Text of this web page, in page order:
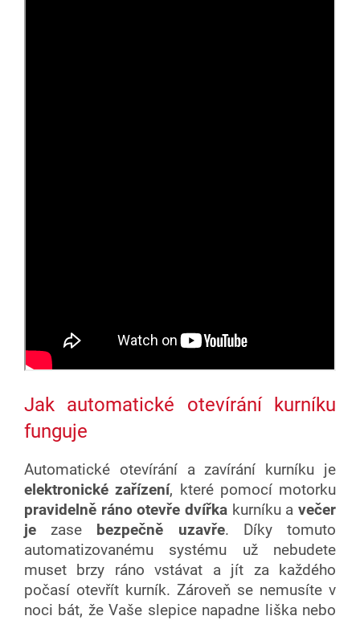
Jak automatické otevírání kurníku
funguje
Automatické otevírání a zavírání kurníku je
elektronické zařízení, které pomocí motorku
pravidelně ráno otevře dvířka kurníku a večer
je zase bezpečně uzavře. Díky tomuto
automatizovanému systému už nebudete
muset brzy ráno vstávat a jít za každého
počasí otevřít kurník. Zároveň se nemusíte v
noci bát, že Vaše slepice napadne liška nebo